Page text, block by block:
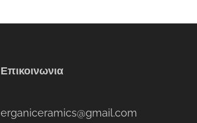
Επικοινωνια
erganiceramics@gmail.com